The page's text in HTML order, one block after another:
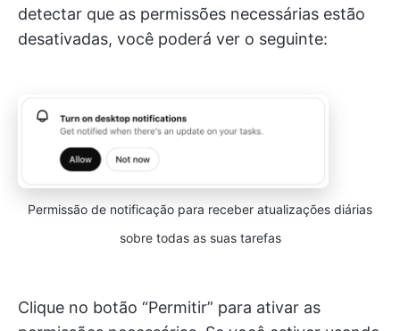
detectar que as permissões necessárias estão
desativadas, você poderá ver o seguinte:
Permissão de notificação para receber atualizações diárias
sobre todas as suas tarefas
Clique no botão “Permitir” para ativar as